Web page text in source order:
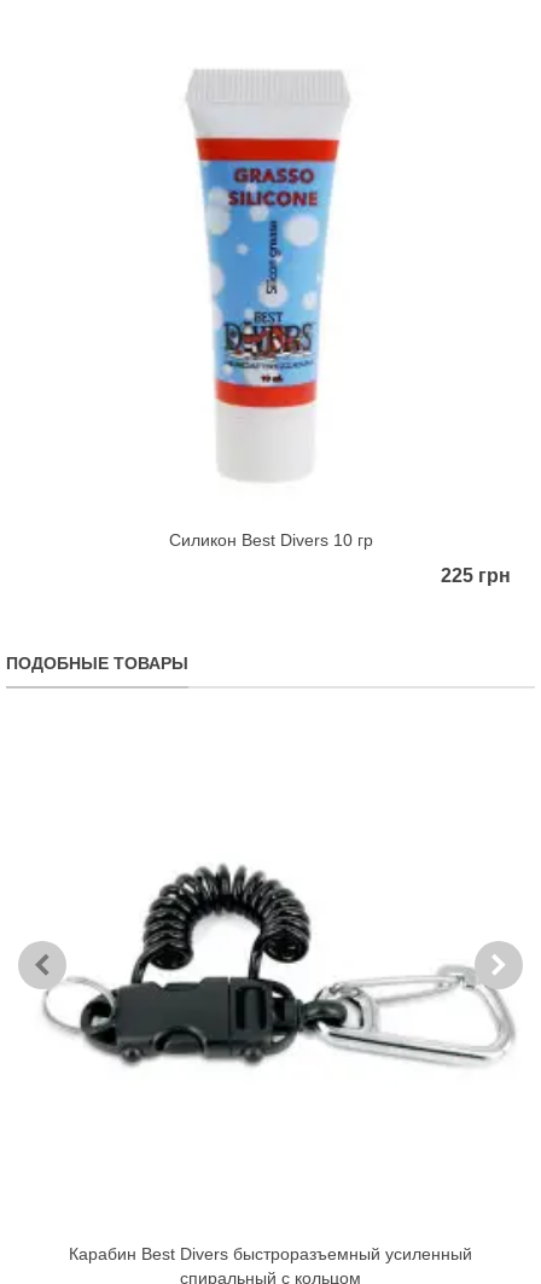
Силикон Best Divers 10 гр
225 грн
ПОДОБНЫЕ ТОВАРЫ
Карабин Best Divers быстроразъемный усиленный
спиральный с кольцом